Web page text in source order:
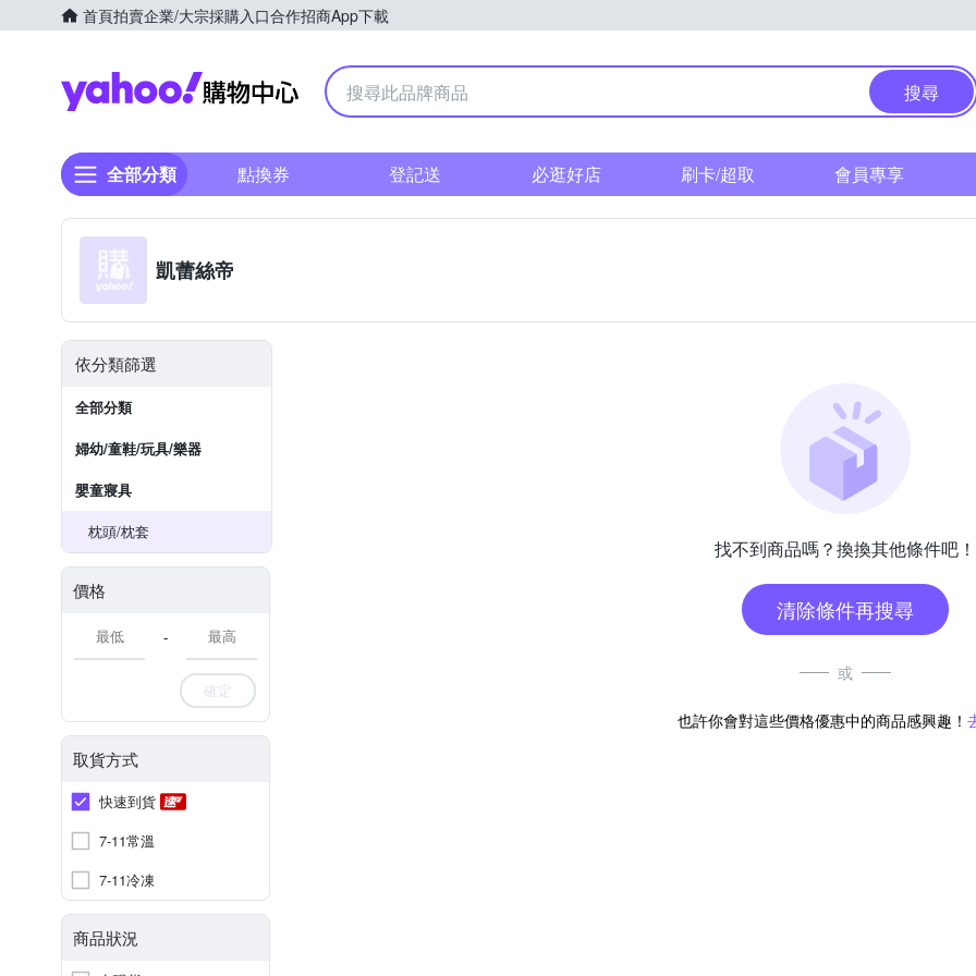
首頁拍賣企業/大宗採購入口合作招商App下載
Yahoo購物中心
搜尋
全部分類 點換券 登記送 必逛好店 刷卡/超取 會員專享
凱蕾絲帝
依分類篩選
全部分類
婦幼/童鞋/玩具/樂器
嬰童寢具
枕頭/枕套
價格
-
確定
取貨方式
快速到貨
7-11常溫
7-11冷凍
商品狀況
找不到商品嗎？換換其他條件吧！
清除條件再搜尋
或
也許你會對這些價格優惠中的商品感興趣！